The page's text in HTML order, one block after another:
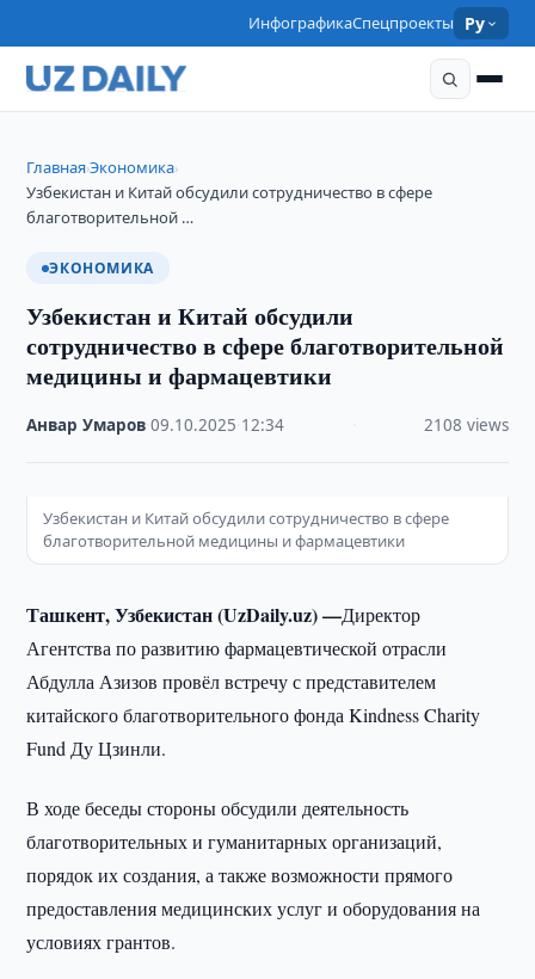
ИнфографикаСпецпроекты Ру
Главная›Экономика›
Узбекистан и Китай обсудили сотрудничество в сфере
благотворительной …
ЭКОНОМИКА
Узбекистан и Китай обсудили
сотрудничество в сфере благотворительной
медицины и фармацевтики
Анвар Умаров ·09.10.2025 12:34 2108 views
Узбекистан и Китай обсудили сотрудничество в сфере
благотворительной медицины и фармацевтики
Ташкент, Узбекистан (UzDaily.uz) —Директор
Агентства по развитию фармацевтической отрасли
Абдулла Азизов провёл встречу с представителем
китайского благотворительного фонда Kindness Charity
Fund Ду Цзинли.
В ходе беседы стороны обсудили деятельность
благотворительных и гуманитарных организаций,
порядок их создания, а также возможности прямого
предоставления медицинских услуг и оборудования на
условиях грантов.